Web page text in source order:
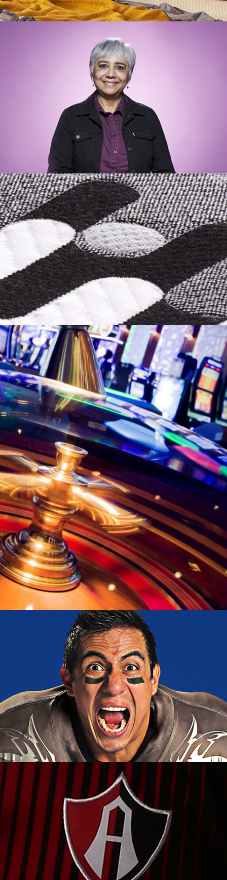
UDG – 8M
FOTOGRAFÍA
THERAPEDIC
FOTOGRAFÍA
CASINO PROVIDENS
FOTOGRAFÍA
RETO PERDURA
FOTOGRAFÍA
PERDURA ATLAS